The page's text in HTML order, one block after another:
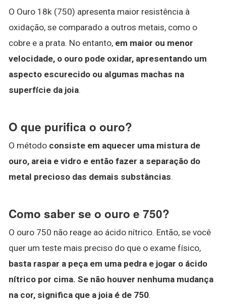
O Ouro 18k (750) apresenta maior resistência à
oxidação, se comparado a outros metais, como o
cobre e a prata. No entanto, em maior ou menor
velocidade, o ouro pode oxidar, apresentando um
aspecto escurecido ou algumas machas na
superfície da joia.
O que purifica o ouro?
O método consiste em aquecer uma mistura de
ouro, areia e vidro e então fazer a separação do
metal precioso das demais substâncias.
Como saber se o ouro e 750?
O ouro 750 não reage ao ácido nítrico. Então, se você
quer um teste mais preciso do que o exame físico,
basta raspar a peça em uma pedra e jogar o ácido
nítrico por cima. Se não houver nenhuma mudança
na cor, significa que a joia é de 750.